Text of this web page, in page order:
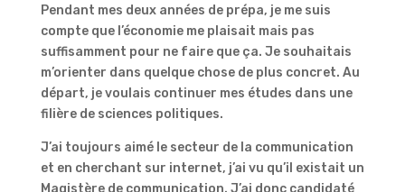
Pendant mes deux années de prépa, je me suis
compte que l’économie me plaisait mais pas
suffisamment pour ne faire que ça. Je souhaitais
m’orienter dans quelque chose de plus concret. Au
départ, je voulais continuer mes études dans une
filière de sciences politiques.
J’ai toujours aimé le secteur de la communication
et en cherchant sur internet, j’ai vu qu’il existait un
Magistère de communication. J’ai donc candidaté